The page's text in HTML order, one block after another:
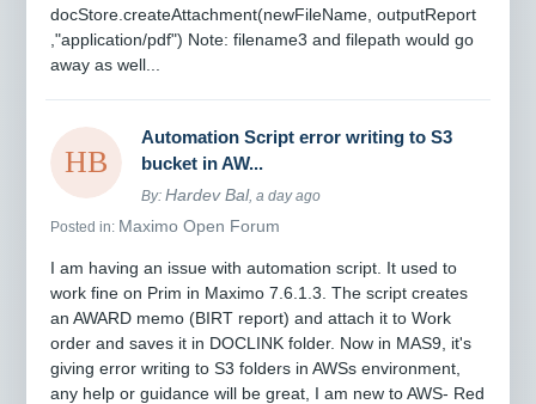
docStore.createAttachment(newFileName, outputReport
,"application/pdf") Note: filename3 and filepath would go
away as well...
Automation Script error writing to S3
bucket in AW...
By:Hardev Bal, a day ago
Posted in: Maximo Open Forum
I am having an issue with automation script. It used to
work fine on Prim in Maximo 7.6.1.3. The script creates
an AWARD memo (BIRT report) and attach it to Work
order and saves it in DOCLINK folder. Now in MAS9, it's
giving error writing to S3 folders in AWSs environment,
any help or guidance will be great, I am new to AWS- Red